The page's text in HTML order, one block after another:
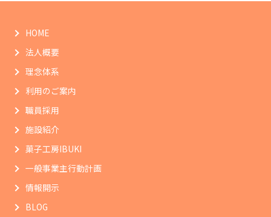
HOME
法人概要
理念体系
利用のご案内
職員採用
施設紹介
菓子工房IBUKI
一般事業主行動計画
情報開示
BLOG